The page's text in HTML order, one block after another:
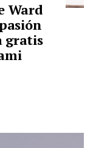
Ward
gratis